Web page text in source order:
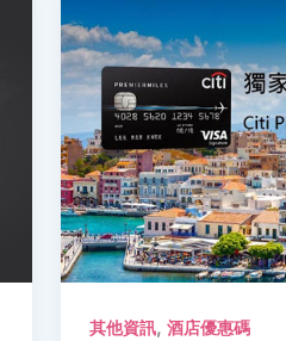
其他資訊,酒店優惠碼